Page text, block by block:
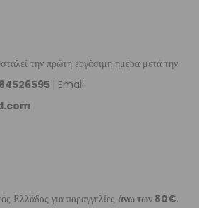
την πρώτη εργάσιμη ημέρα μετά την
| Email:
Ελλάδας για παραγγελίες άνω των 80€.